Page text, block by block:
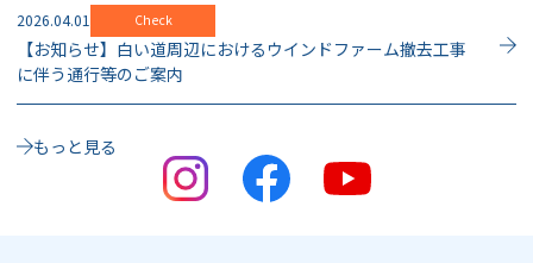
【お知らせ】白い道周辺におけるウインドファーム撤去工事
に伴う通行等のご案内
2026.04.01 Check
もっと見る